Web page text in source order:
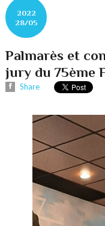
2022
28/05
Palmarès et
jury du 75ème
Share